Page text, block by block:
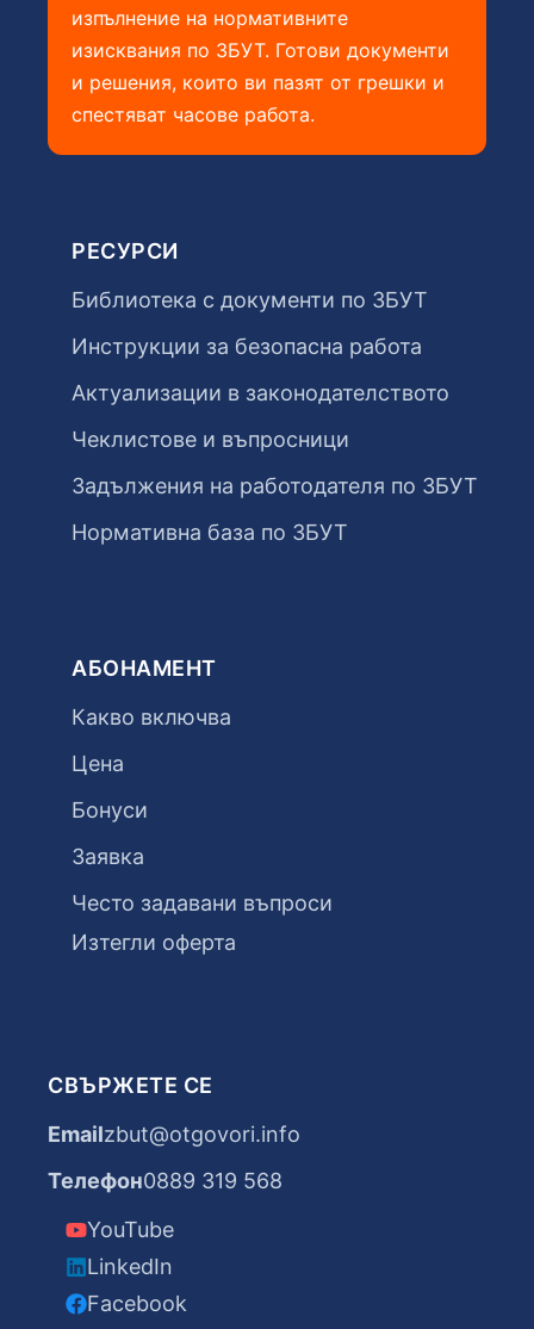
изпълнение на нормативните
изисквания по ЗБУТ. Готови документи
и решения, които ви пазят от грешки и
спестяват часове работа.
РЕСУРСИ
Библиотека с документи по ЗБУТ
Инструкции за безопасна работа
Актуализации в законодателството
Чеклистове и въпросници
Задължения на работодателя по ЗБУТ
Нормативна база по ЗБУТ
АБОНАМЕНТ
Какво включва
Цена
Бонуси
Заявка
Често задавани въпроси
Изтегли оферта
СВЪРЖЕТЕ СЕ
Emailzbut@otgovori.info
Телефон0889 319 568
YouTube
LinkedIn
Facebook